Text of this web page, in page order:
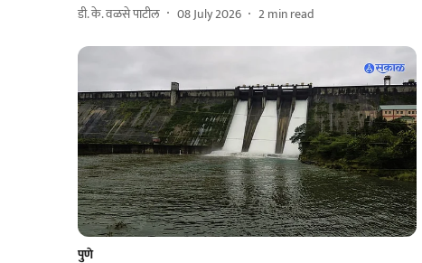
डी. के. वळसे पाटील 08 July 2026 2min read
पुणे